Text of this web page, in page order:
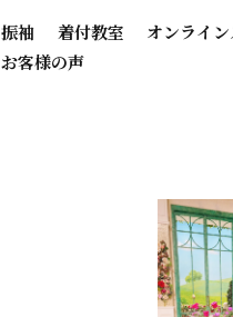
振袖 着付教室 オンライ
お客様の声